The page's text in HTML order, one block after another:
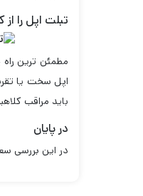
تبلت اپل را
مطمئن ترین راه
اپل سخت یا
باید مراقب
در پایان
در این بررسی